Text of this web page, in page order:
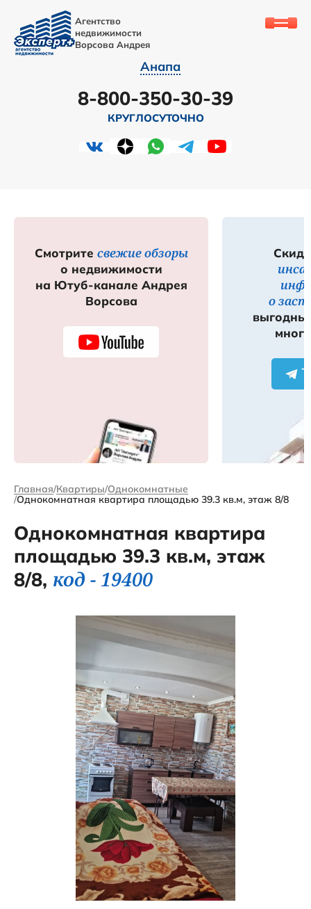
Агентство
недвижимости
Ворсова Андрея
Анапа
8-800-350-30-39
КРУГЛОСУТОЧНО
Смотрите свежие обзоры
о недвижимости
на Ютуб-канале Андрея
Ворсова
о
Главная Квартиры Однокомнатные
Однокомнатная квартира площадью 39.3 кв.м, этаж 8/8
Однокомнатная квартира
площадью 39.3 кв.м, этаж
8/8, код - 19400